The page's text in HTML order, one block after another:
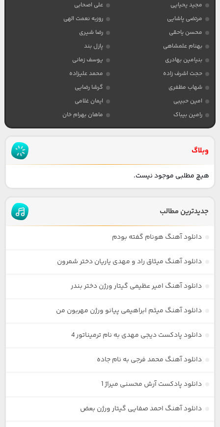
مجید یحیایی
علی اصحابی
مرتضی پاشایی
روزبه نعمت الهی
محسن یاحقی
رضا شیری
بهنام علمشاهی
پازل بند
بنیامین بهادری
یوسف زمانی
حجت اشرف زاده
محمد علیزاده
شهاب مظفری
گرشا رضایی
امین حبیبی
ایمان غلامی
رامین بیباک
ماهان بهرام خان
وبلاگ
هیچ مطلبی موجود نیست.
جدیدترین مطالب
دانلود آهنگ هونام گفته بودم
دانلود آهنگ میثاق راد و مهدی یاریان دختر شمرون
دانلود آهنگ امیر عظیمی گیتار ورژن دختر بندر
دانلود آهنگ میثم ابراهیمی پیانو ورژن مهربون من
دانلود پادکست دیجی مهدی به نام ترمیناتور 4
دانلود آهنگ محمد فرجی به نام جاده
دانلود پادکست آرش محسنی میراژ 1
دانلود آهنگ احمد صفایی گیتار ورژن بعض